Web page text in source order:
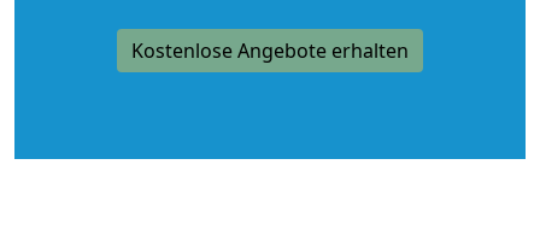
Kostenlose Angebote erhalten